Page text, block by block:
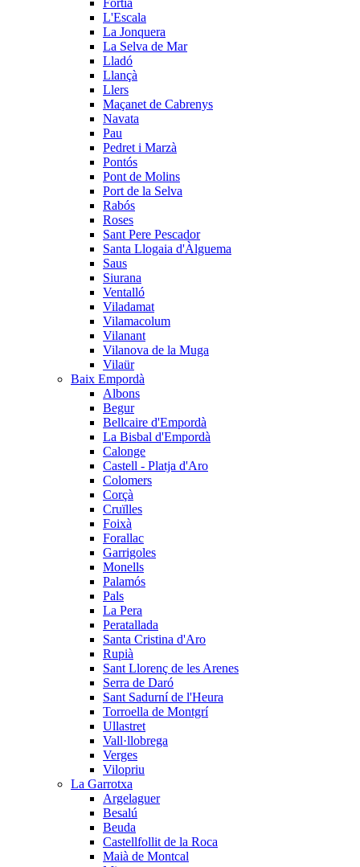
Fortià
L'Escala
La Jonquera
La Selva de Mar
Lladó
Llançà
Llers
Maçanet de Cabrenys
Navata
Pau
Pedret i Marzà
Pontós
Pont de Molins
Port de la Selva
Rabós
Roses
Sant Pere Pescador
Santa Llogaia d'Àlguema
Saus
Siurana
Ventalló
Viladamat
Vilamacolum
Vilanant
Vilanova de la Muga
Vilaür
Baix Empordà
Albons
Begur
Bellcaire d'Empordà
La Bisbal d'Empordà
Calonge
Castell - Platja d'Aro
Colomers
Corçà
Cruïlles
Foixà
Forallac
Garrigoles
Monells
Palamós
Pals
La Pera
Peratallada
Santa Cristina d'Aro
Rupià
Sant Llorenç de les Arenes
Serra de Daró
Sant Sadurní de l'Heura
Torroella de Montgrí
Ullastret
Vall·llobrega
Verges
Vilopriu
La Garrotxa
Argelaguer
Besalú
Beuda
Castellfollit de la Roca
Maià de Montcal